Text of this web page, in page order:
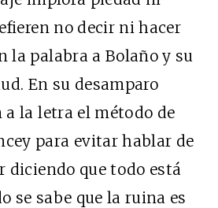
no decir ni hacer
la palabra a Bolaño y su
En su desamparo
a la letra el método de
para evitar hablar de
diciendo que todo está
se sabe que la ruina es